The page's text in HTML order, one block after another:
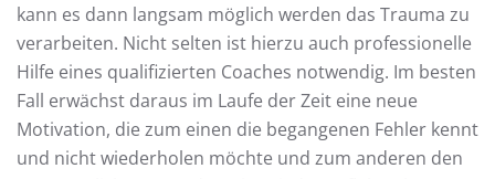
kann es dann langsam möglich werden das Trauma zu
verarbeiten. Nicht selten ist hierzu auch professionelle
Hilfe eines qualifizierten Coaches notwendig. Im besten
Fall erwächst daraus im Laufe der Zeit eine neue
Motivation, die zum einen die begangenen Fehler kennt
und nicht wiederholen möchte und zum anderen den